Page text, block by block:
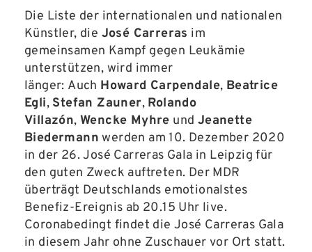
Die Liste der internationalen und nationalen
Künstler, die José Carreras im
gemeinsamen Kampf gegen Leukämie
unterstützen, wird immer
länger: Auch Howard Carpendale, Beatrice
Egli, Stefan Zauner, Rolando
Villazón,Wencke Myhre und Jeanette
Biedermann werden am 10. Dezember 2020
in der 26. José Carreras Gala in Leipzig für
den guten Zweck auftreten. Der MDR
überträgt Deutschlands emotionalstes
Benefiz-Ereignis ab 20.15 Uhr live.
Coronabedingt findet die José Carreras Gala
in diesem Jahr ohne Zuschauer vor Ort statt.